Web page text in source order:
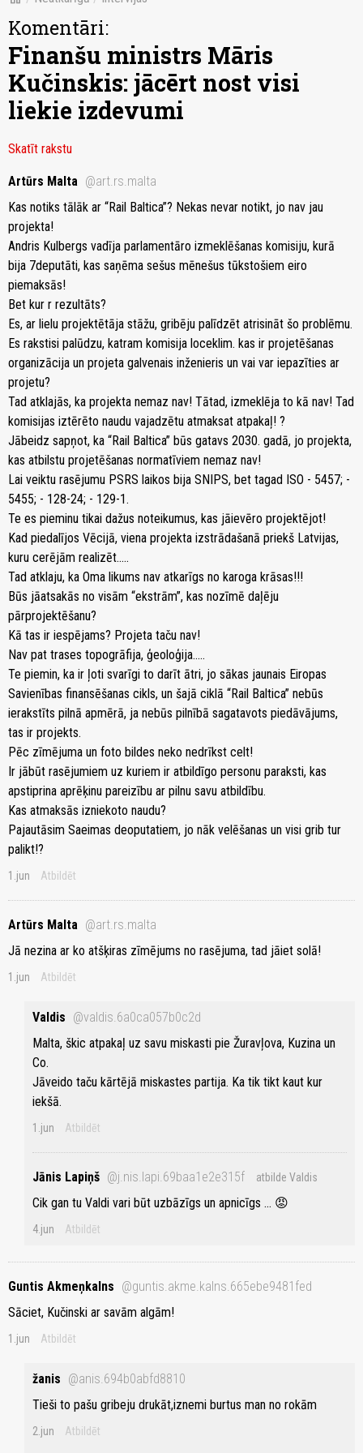
Komentāri:
Finanšu ministrs Māris
Kučinskis: jācērt nost visi
liekie izdevumi
Skatīt rakstu
Artūrs Malta @art.rs.malta
Kas notiks tālāk ar “Rail Baltica”? Nekas nevar notikt, jo nav jau
projekta!
Andris Kulbergs vadīja parlamentāro izmeklēšanas komisiju, kurā
bija 7deputāti, kas saņēma sešus mēnešus tūkstošiem eiro
piemaksās!
Bet kur r rezultāts?
Es, ar lielu projektētāja stāžu, gribēju palīdzēt atrisināt šo problēmu.
Es rakstisi palūdzu, katram komisija loceklim. kas ir projetēšanas
organizācija un projeta galvenais inženieris un vai var iepazīties ar
projetu?
Tad atklajās, ka projekta nemaz nav! Tātad, izmeklēja to kā nav! Tad
komisijas iztērēto naudu vajadzētu atmaksat atpakaļ! ?
Jābeidz sapņot, ka “Rail Baltica” būs gatavs 2030. gadā, jo projekta,
kas atbilstu projetēšanas normatīviem nemaz nav!
Lai veiktu rasējumu PSRS laikos bija SNIPS, bet tagad ISO - 5457; -
5455; - 128-24; - 129-1.
Te es pieminu tikai dažus noteikumus, kas jāievēro projektējot!
Kad piedalījos Vēcijā, viena projekta izstrādašanā priekš Latvijas,
kuru cerējām realizēt.....
Tad atklaju, ka Oma likums nav atkarīgs no karoga krāsas!!!
Būs jāatsakās no visām “ekstrām”, kas nozīmē daļēju
pārprojektēšanu?
Kā tas ir iespējams? Projeta taču nav!
Nav pat trases topogrāfija, ģeoloģija.....
Te piemin, ka ir ļoti svarīgi to darīt ātri, jo sākas jaunais Eiropas
Savienības finansēšanas cikls, un šajā ciklā “Rail Baltica” nebūs
ierakstīts pilnā apmērā, ja nebūs pilnībā sagatavots piedāvājums,
tas ir projekts.
Pēc zīmējuma un foto bildes neko nedrīkst celt!
Ir jābūt rasējumiem uz kuriem ir atbildīgo personu paraksti, kas
apstiprina aprēķinu pareizību ar pilnu savu atbildību.
Kas atmaksās izniekoto naudu?
Pajautāsim Saeimas deoputatiem, jo nāk velēšanas un visi grib tur
palikt!?
1.jun Atbildēt
Artūrs Malta @art.rs.malta
Jā nezina ar ko atšķiras zīmējums no rasējuma, tad jāiet solā!
1.jun Atbildēt
Valdis @valdis.6a0ca057b0c2d
Malta, škic atpakaļ uz savu miskasti pie Žuravļova, Kuzina un
Co.
Jāveido taču kārtējā miskastes partija. Ka tik tikt kaut kur
iekšā.
1.jun Atbildēt
Jānis Lapiņš @j.nis.lapi.69baa1e2e315f atbilde Valdis
Cik gan tu Valdi vari būt uzbāzīgs un apnicīgs ... 😡
4.jun Atbildēt
Guntis Akmeņkalns @guntis.akme.kalns.665ebe9481fed
Sāciet, Kučinski ar savām algām!
1.jun Atbildēt
žanis @anis.694b0abfd8810
Tieši to pašu gribeju drukāt,iznemi burtus man no rokām
2.jun Atbildēt